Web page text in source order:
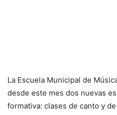
La Escuela Municipal de
desde este mes dos nuevas
formativa: clases de canto y